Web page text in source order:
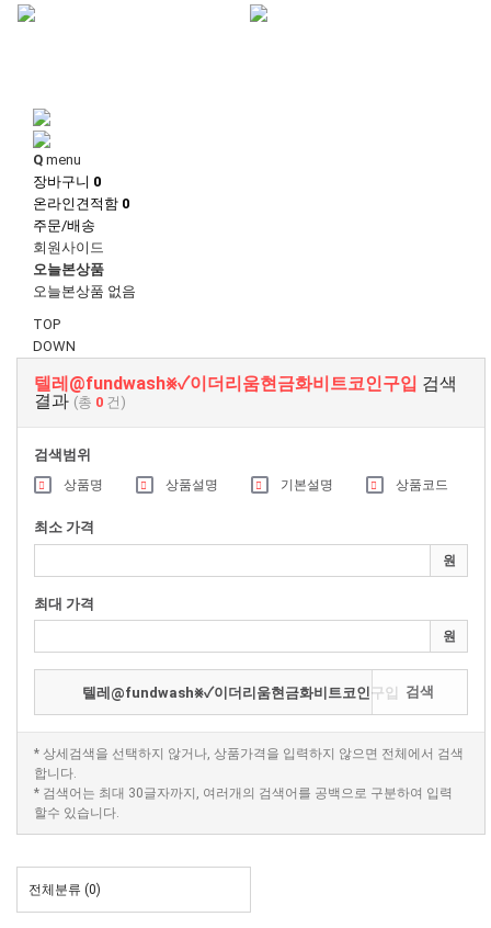
1
Q menu
장바구니 0
온라인견적함 0
주문/배송
회원사이드
오늘본상품
오늘본상품 없음
TOP
DOWN
텔레@fundwash⨳✓이더리움현금화비트코인구입 검색
결과 (총 0 건)
검색범위
상품명 상품설명 기본설명 상품코드
최소 가격
원
최대 가격
원
검색
* 상세검색을 선택하지 않거나, 상품가격을 입력하지 않으면 전체에서 검색
합니다.
* 검색어는 최대 30글자까지, 여러개의 검색어를 공백으로 구분하여 입력
할수 있습니다.
전체분류 (0)